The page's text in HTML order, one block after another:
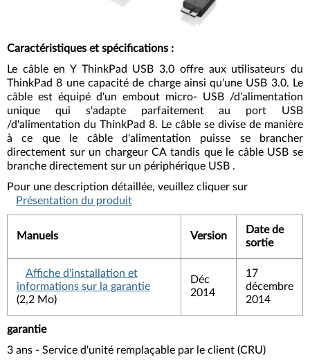
Caractéristiques et spécifications :
Le câble en Y ThinkPad USB 3.0 offre aux utilisateurs du
ThinkPad 8 une capacité de charge ainsi qu'une USB 3.0. Le
câble est équipé d'un embout micro- USB /d'alimentation
unique qui s'adapte parfaitement au port USB
/d'alimentation du ThinkPad 8. Le câble se divise de manière
à ce que le câble d'alimentation puisse se brancher
directement sur un chargeur CA tandis que le câble USB se
branche directement sur un périphérique USB .
Pour une description détaillée, veuillez cliquer sur
Présentation du produit
Manuels Version
Date de
sortie
Affiche d'installation et
informations sur la garantie
(2,2 Mo)
Déc
2014
17
décembre
2014
garantie
3 ans - Service d'unité remplaçable par le client (CRU)